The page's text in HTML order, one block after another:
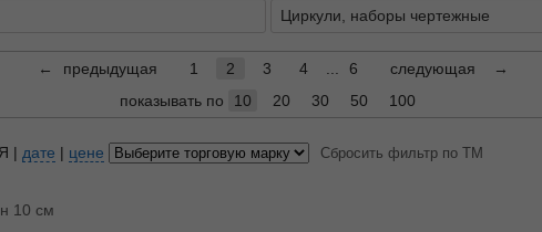
Циркули, наборы чертежные
← предыдущая 1 2 3 4 6 следующая
→
показывать по
10 20 30 50 100
| дате | цене Сбросить фильтр по ТМ
10 см